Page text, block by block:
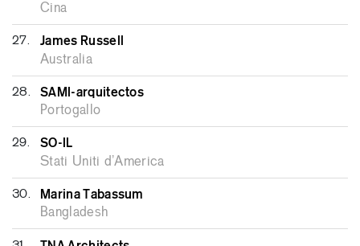
Cina
27. James Russell
Australia
28. SAMI-arquitectos
Portogallo
29. SO-IL
Stati Uniti d’America
30. Marina Tabassum
Bangladesh